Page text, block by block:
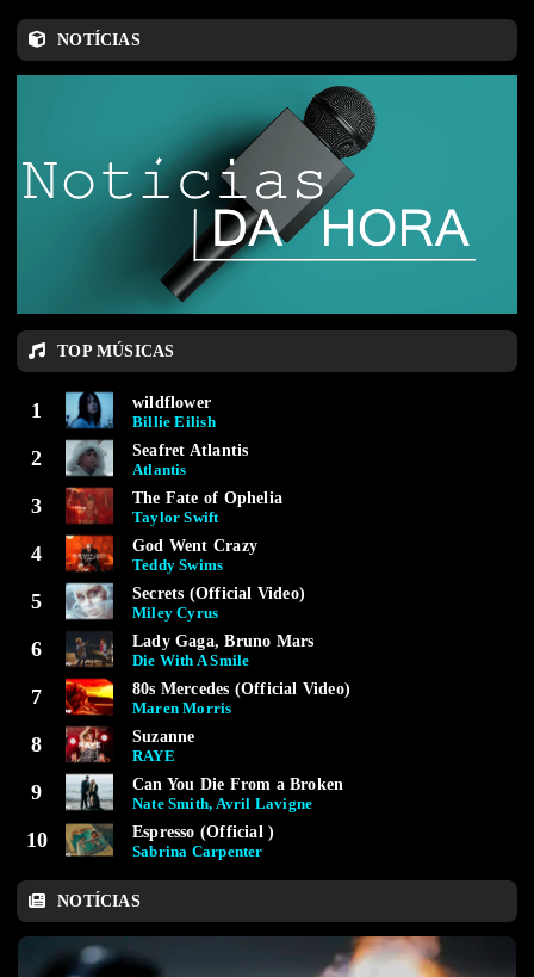
NOTÍCIAS
TOP MÚSICAS
1 wildflower
Billie Eilish
2 Seafret Atlantis
Atlantis
3 The Fate of Ophelia
Taylor Swift
4 God Went Crazy
Teddy Swims
5 Secrets (Official Video)
Miley Cyrus
6 Lady Gaga, Bruno Mars
Die With A Smile
7 80s Mercedes (Official Video)
Maren Morris
8 Suzanne
RAYE
9 Can You Die From a Broken
Nate Smith, Avril Lavigne
10 Espresso (Official )
Sabrina Carpenter
NOTÍCIAS